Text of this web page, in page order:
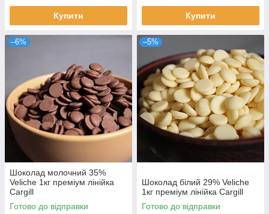
Купити Купити
–6%
Шоколад молочний 35%
Veliche 1кг преміум лінійка
Cargill
Готово до відправки
–5%
Шоколад білий 29% Veliche
1кг преміум лінійка Cargill
Готово до відправки